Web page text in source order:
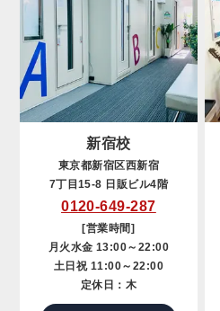
新宿校
東京都新宿区西新宿
7丁目15-8 日販ビル4階
0120-649-287
[営業時間]
月火水金 13:00～22:00
土日祝 11:00～22:00
定休日：木